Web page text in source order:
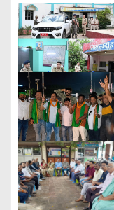
n
a
v
i
g
a
t